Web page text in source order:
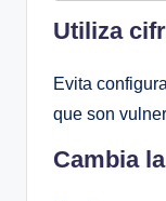
Utiliza
Evita
que son
Cambia